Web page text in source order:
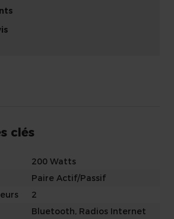
clés
200 Watts
Paire Actif/Passif
2
Bluetooth, Radios Internet